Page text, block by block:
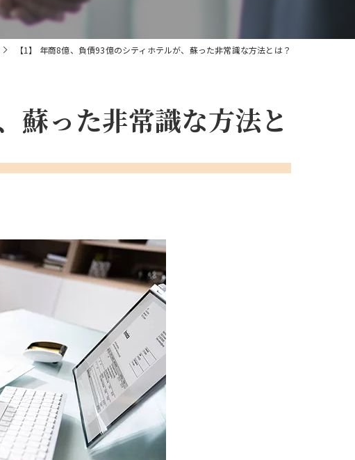
【1】 年商8億、負債93億のシティホテルが、蘇った非常識な方法とは？
蘇った非常識な方法と